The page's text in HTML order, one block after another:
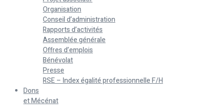
Organisation
Conseil d’administration
Rapports d’activités
Assemblée générale
Offres d’emplois
Bénévolat
Presse
RSE – Index égalité professionnelle F/H
Dons
et Mécénat